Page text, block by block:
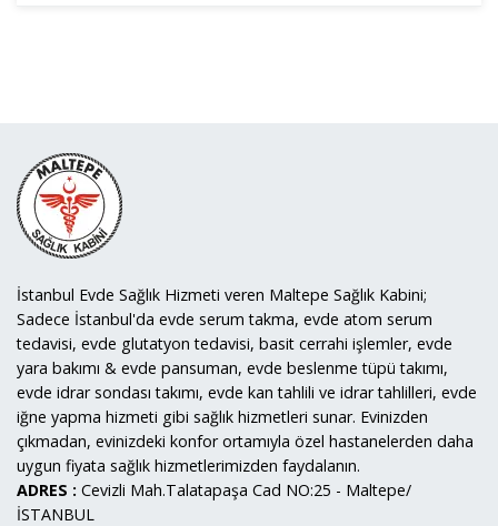
İstanbul Evde Sağlık Hizmeti veren Maltepe Sağlık Kabini;
Sadece İstanbul'da evde serum takma, evde atom serum
tedavisi, evde glutatyon tedavisi, basit cerrahi işlemler, evde
yara bakımı & evde pansuman, evde beslenme tüpü takımı,
evde idrar sondası takımı, evde kan tahlili ve idrar tahlilleri, evde
iğne yapma hizmeti gibi sağlık hizmetleri sunar. Evinizden
çıkmadan, evinizdeki konfor ortamıyla özel hastanelerden daha
uygun fiyata sağlık hizmetlerimizden faydalanın.
ADRES : Cevizli Mah.Talatapaşa Cad NO:25 - Maltepe/
İSTANBUL